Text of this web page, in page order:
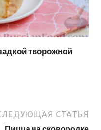
творожной
СТАТЬЯ